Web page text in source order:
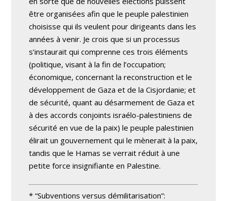
être organisées afin que le peuple palestinien
choisisse qui ils veulent pour dirigeants dans les
années à venir. Je crois que si un processus
s’instaurait qui comprenne ces trois éléments
(politique, visant à la fin de l’occupation;
économique, concernant la reconstruction et le
développement de Gaza et de la Cisjordanie; et
de sécurité, quant au désarmement de Gaza et
à des accords conjoints israélo-palestiniens de
sécurité en vue de la paix) le peuple palestinien
élirait un gouvernement qui le mènerait à la paix,
tandis que le Hamas se verrait réduit à une
petite force insignifiante en Palestine.
* “Subventions versus démilitarisation”: